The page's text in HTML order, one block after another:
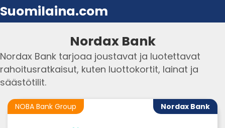
Suomilaina.com
Nordax Bank
Nordax Bank tarjoaa joustavat ja luotettavat
rahoitusratkaisut, kuten luottokortit, lainat ja
säästötilit.
Nordax Bank
NOBA Bank Group